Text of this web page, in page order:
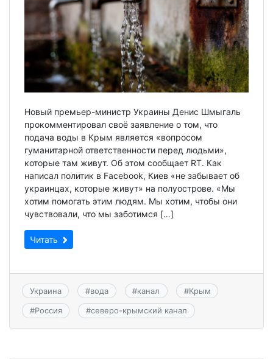
Новый премьер-министр Украины Денис Шмыгаль
прокомментировал своё заявление о том, что
подача воды в Крым является «вопросом
гуманитарной ответственности перед людьми»,
которые там живут. Об этом сообщает RT. Как
написал политик в Facebook, Киев «не забывает об
украинцах, которые живут» на полуострове. «Мы
хотим помогать этим людям. Мы хотим, чтобы они
чувствовали, что мы заботимся […]
Читать
Украина #вода #канал #Крым
#Россия #северо-крымский канал